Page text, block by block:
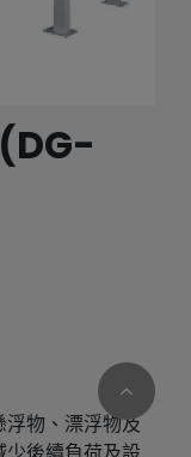
物、漂浮物及